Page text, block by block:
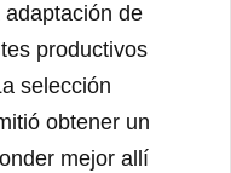
de
productivos
selección
obtener un
mejor allí